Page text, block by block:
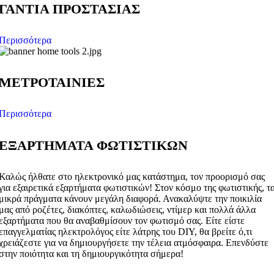
ΠΡΟΣΤΑΣΙΑΣ
ΦΩΤΙΣΤΙΚΩΝ
ήλθατε στο ηλεκτρονικό μας κατάστημα, τον προορισμό σας
εξαιρετικά εξαρτήματα φωτιστικών! Στον κόσμο της φωτιστικής,
πράγματα κάνουν μεγάλη διαφορά. Ανακαλύψτε την ποικιλία
από ροζέτες, διακόπτες, καλωδιώσεις, ντίμερ και πολλά άλλα
που θα αναβαθμίσουν τον φωτισμό σας. Είτε είστε
ηλεκτρολόγος είτε λάτρης του DIY, θα βρείτε ό,τι
για να δημιουργήσετε την τέλεια ατμόσφαιρα. Επενδύστε
ποιότητα και τη δημιουργικότητα σήμερα!